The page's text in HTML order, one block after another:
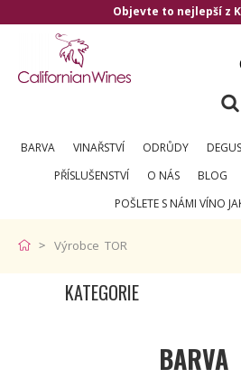
Objevte to nejlepší z
BARVA VINAŘSTVÍ ODRŮDY
PŘÍSLUŠENSTVÍ
O NÁS BLOG
POŠLETE S NÁMI VÍNO
Výrobce TOR
KATEGORIE
BARVA